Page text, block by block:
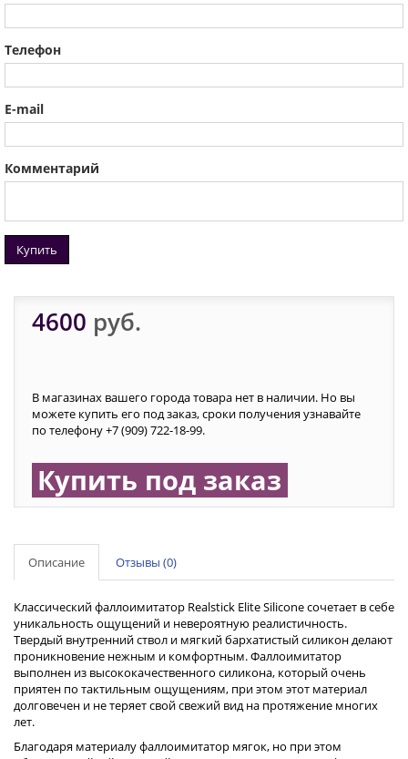
Телефон
E-mail
Комментарий
Купить
4600 руб.
В магазинах вашего города товара нет в наличии. Но вы
можете купить его под заказ, сроки получения узнавайте
по телефону +7 (909) 722-18-99.
Купить под заказ
Описание Отзывы (0)
Классический фаллоимитатор Realstick Elite Silicone сочетает в себе
уникальность ощущений и невероятную реалистичность.
Твердый внутренний ствол и мягкий бархатистый силикон делают
проникновение нежным и комфортным. Фаллоимитатор
выполнен из высококачественного силикона, который очень
приятен по тактильным ощущениям, при этом этот материал
долговечен и не теряет свой свежий вид на протяжение многих
лет.
Благодаря материалу фаллоимитатор мягок, но при этом